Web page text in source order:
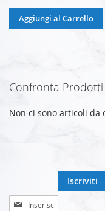
Aggiungi al Carrello
Confronta Prodotti
Non ci sono articoli da
Iscriviti
Iscriviti